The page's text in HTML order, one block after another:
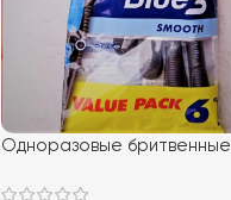
Одноразовые бритвенные